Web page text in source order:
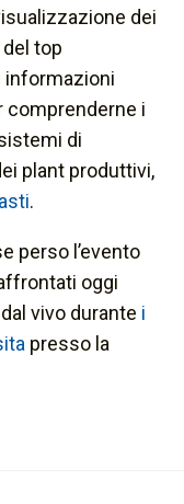
dei
top
informazioni
comprenderne i
di
plant produttivi,
.
perso l’evento
oggi
vivo durante i
presso la